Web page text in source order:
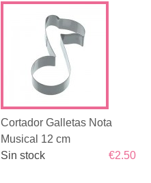
Cortador Galletas Nota
Musical 12 cm
€2.50
Sin stock